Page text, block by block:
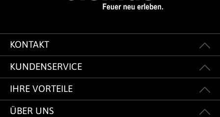
KONTAKT
KUNDENSERVICE
IHRE VORTEILE
ÜBER UNS